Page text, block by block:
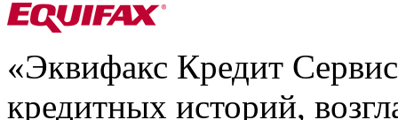
«Эквифакс Кредит
кредитных историй,